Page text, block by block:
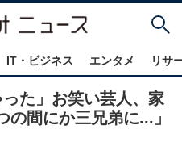
IT・ビジネス エンタメ リサ
った」お笑い芸人、家
間にか三兄弟に...」